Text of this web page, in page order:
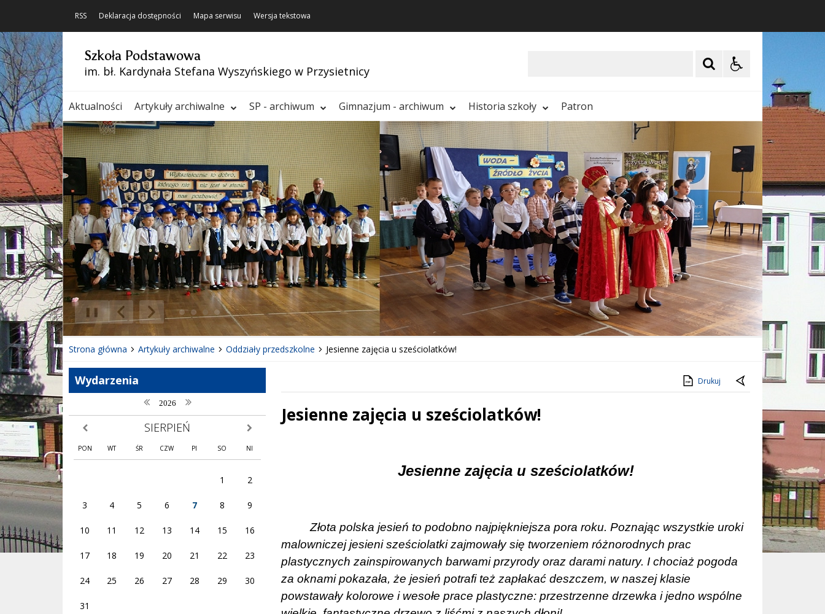
RSS Deklaracja dostępności Mapa serwisu Wersja tekstowa
Szkoła Podstawowa
im. bł. Kardynała Stefana Wyszyńskiego w Przysietnicy
Aktualności Artykuły archiwalne SP - archiwum Gimnazjum - archiwum Historia szkoły Patron
Poprzedni Element
Następny Element
❚❚
Strona główna Artykuły archiwalne Oddziały przedszkolne Jesienne zajęcia u sześciolatków!
Wydarzenia
poprzedni rok
2026 następny rok
poprzedni miesiąc SIERPIEŃ następny miesiąc
PON WT ŚR CZW PI SO NI
1 2
3 4 5 6 7 8 9
10 11 12 13 14 15 16
17 18 19 20 21 22 23
24 25 26 27 28 29 30
31
Drukuj
Jesienne zajęcia u sześciolatków!
Jesienne zajęcia u sześciolatków!
Złota polska jesień to podobno najpiękniejsza pora roku. Poznając wszystkie uroki
malowniczej jesieni sześciolatki zajmowały się tworzeniem różnorodnych prac
plastycznych zainspirowanych barwami przyrody oraz darami natury. I chociaż pogoda
za oknami pokazała, że jesień potrafi też zapłakać deszczem, w naszej klasie
powstawały kolorowe i wesołe prace plastyczne: przestrzenne drzewka i jedno wspólne